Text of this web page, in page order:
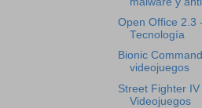
Open Office 2.3
Tecnología
Bionic
videojuegos
Street Fighter IV
Videojuegos